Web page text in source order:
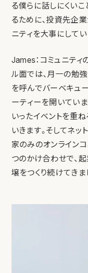
る僕らに話しにくい
るために、投資先企
ニティを大事にしてい
James：コミュニティ
ル面では、月一の勉
を呼んでバーベキュ
ーティーを開いてい
いったイベントを重
いきます。そしてネ
家のみのオンライン
つのかけ合わせで、
壌をつくり続けてきま